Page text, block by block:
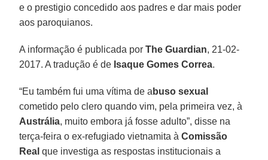
e o prestigio concedido aos padres e dar mais poder
aos paroquianos.
A informação é publicada porThe Guardian, 21-02-
2017. A tradução é de Isaque Gomes Correa.
“Eu também fui uma vítima de a buso sexual
cometido pelo clero quando vim, pela primeira vez, à
Austrália, muito embora já fosse adulto”, disse na
terça-feira o ex-refugiado vietnamita àComissão
Real que investiga as respostas institucionais a